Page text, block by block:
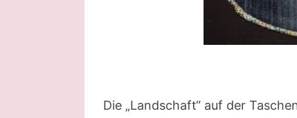
Die „Landschaft“ auf der